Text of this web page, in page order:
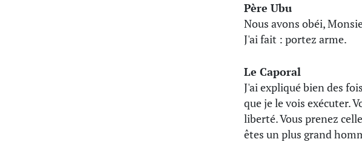
Père Ubu
Nous avons obéi,
J'ai fait : portez arme.
Le Caporal
J'ai expliqué bien des
que je le vois exécuter.
liberté. Vous prenez
êtes un plus grand